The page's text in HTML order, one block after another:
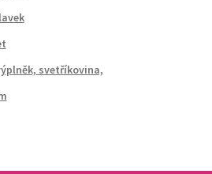
svetříkovina,